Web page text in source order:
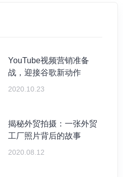
YouTube视频营销准备
战，迎接谷歌新动作
2020.10.23
揭秘外贸拍摄：一张外贸
工厂照片背后的故事
2020.08.12